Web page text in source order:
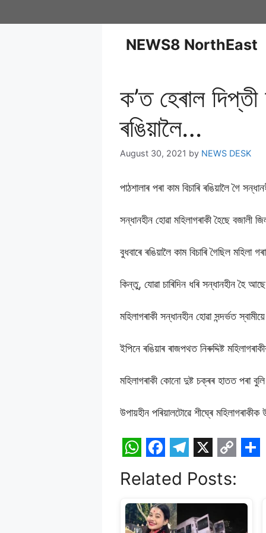
NEWS8 NorthEast
ক’ত হেৰাল দিপ্তী
ৰঙিয়ালৈ…
August 30, 2021 by NEWS DESK
পাঠশালাৰ পৰা কাম বিচাৰি ৰঙিয়ালৈ গৈ
সন্ধানহীন হোৱা মহিলাগৰাকী হৈছে বজালী
বুধবাৰে ৰঙিয়ালৈ কাম বিচাৰি গৈছিল মহিলা
কিন্তু, যোৱা চাৰিদিন ধৰি সন্ধানহীন হৈ আছে
মহিলাগৰাকী সন্ধানহীন হোৱা সন্দৰ্ভত
ইপিনে ৰঙিয়াৰ ৰাজপথত নিৰুদ্দিষ্ট
মহিলাগৰাকী কোনো দুষ্ট চক্ৰৰ হাতত পৰা
উপায়হীন পৰিয়ালটোৱে শীঘ্ৰে
h
a
t
a
c
e
e
l
e
o
p
y
a
Related Posts: